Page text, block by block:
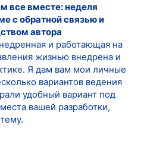
все вместе: неделя
с обратной связью и
автора
и работающая на
жизнью внедрена и
Я дам вам мои личные
вариантов ведения
удобный вариант под
вашей разработки,